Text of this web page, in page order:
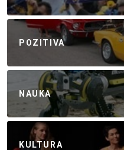
POZITIVA
NAUKA
KULTURA